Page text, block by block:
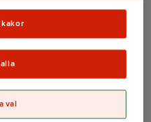
75%
kakor
val